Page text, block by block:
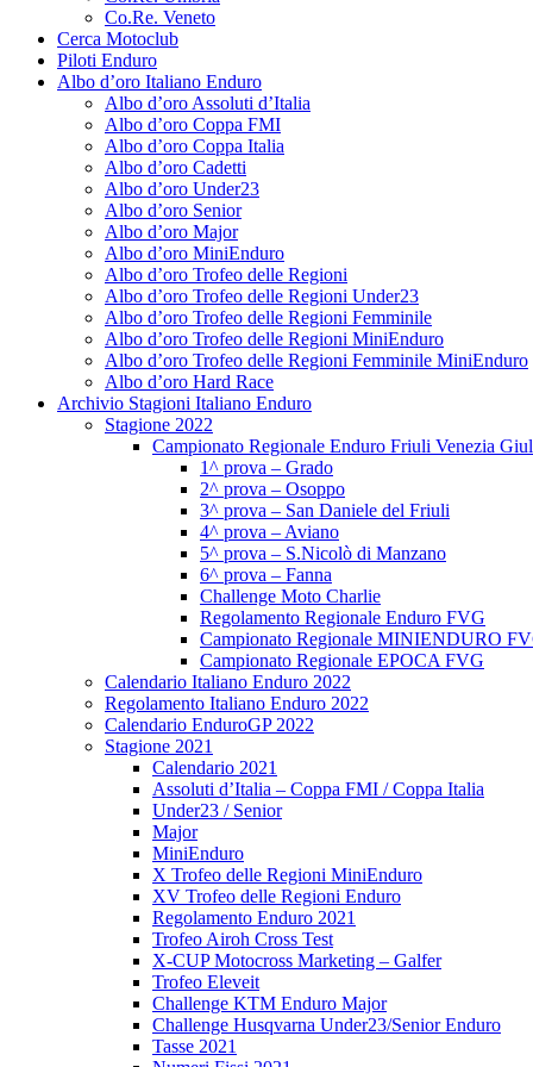
Co.Re. Veneto
Cerca Motoclub
Piloti Enduro
Albo d’oro Italiano Enduro
Albo d’oro Assoluti d’Italia
Albo d’oro Coppa FMI
Albo d’oro Coppa Italia
Albo d’oro Cadetti
Albo d’oro Under23
Albo d’oro Senior
Albo d’oro Major
Albo d’oro MiniEnduro
Albo d’oro Trofeo delle Regioni
Albo d’oro Trofeo delle Regioni Under23
Albo d’oro Trofeo delle Regioni Femminile
Albo d’oro Trofeo delle Regioni MiniEnduro
Albo d’oro Trofeo delle Regioni Femminile MiniEnduro
Albo d’oro Hard Race
Archivio Stagioni Italiano Enduro
Stagione 2022
Campionato Regionale Enduro Friuli Venezia
1^ prova – Grado
2^ prova – Osoppo
3^ prova – San Daniele del Friuli
4^ prova – Aviano
5^ prova – S.Nicolò di Manzano
6^ prova – Fanna
Challenge Moto Charlie
Regolamento Regionale Enduro FVG
Campionato Regionale MINIENDURO
Campionato Regionale EPOCA FVG
Calendario Italiano Enduro 2022
Regolamento Italiano Enduro 2022
Calendario EnduroGP 2022
Stagione 2021
Calendario 2021
Assoluti d’Italia – Coppa FMI / Coppa Italia
Under23 / Senior
Major
MiniEnduro
X Trofeo delle Regioni MiniEnduro
XV Trofeo delle Regioni Enduro
Regolamento Enduro 2021
Trofeo Airoh Cross Test
X-CUP Motocross Marketing – Galfer
Trofeo Eleveit
Challenge KTM Enduro Major
Challenge Husqvarna Under23/Senior Enduro
Tasse 2021